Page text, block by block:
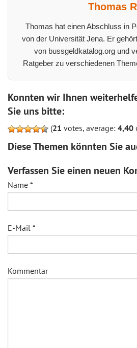
Thomas
Thomas hat einen Abschluss in
von der Universität Jena. Er
von bussgeldkatalog.org und
Ratgeber zu verschiedenen
Konnten wir Ihnen
Sie uns bitte:
(21 votes, average: 4,40
Diese Themen könnten Sie
Verfassen Sie einen neuen
Name *
E-Mail *
Kommentar